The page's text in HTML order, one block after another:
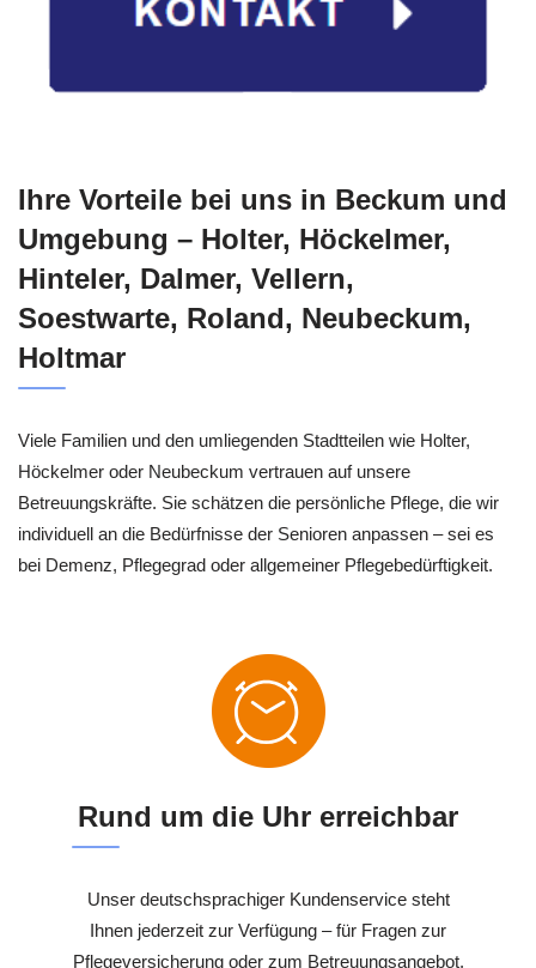
Ihre Vorteile bei uns in Beckum und
Umgebung – Holter, Höckelmer,
Hinteler, Dalmer, Vellern,
Soestwarte, Roland, Neubeckum,
Holtmar
Viele Familien und den umliegenden Stadtteilen wie Holter,
Höckelmer oder Neubeckum vertrauen auf unsere
Betreuungskräfte. Sie schätzen die persönliche Pflege, die wir
individuell an die Bedürfnisse der Senioren anpassen – sei es
bei Demenz, Pflegegrad oder allgemeiner Pflegebedürftigkeit.
Rund um die Uhr erreichbar
Unser deutschsprachiger Kundenservice steht
Ihnen jederzeit zur Verfügung – für Fragen zur
Pflegeversicherung oder zum Betreuungsangebot.